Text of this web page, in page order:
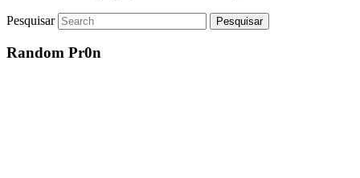
Pesquisar
Random Pr0n